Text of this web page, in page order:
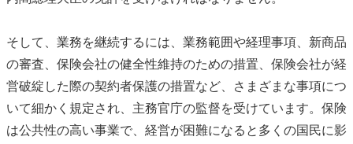
そして、業務を継続するには、業務範囲や経理事項、新商品
の審査、保険会社の健全性維持のための措置、保険会社が経
営破綻した際の契約者保護の措置など、さまざまな事項につ
いて細かく規定され、主務官庁の監督を受けています。保険
は公共性の高い事業で、経営が困難になると多くの国民に影